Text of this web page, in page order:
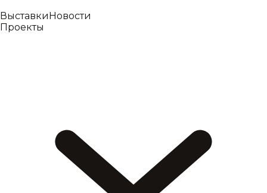
ВыставкиНовости
Проекты